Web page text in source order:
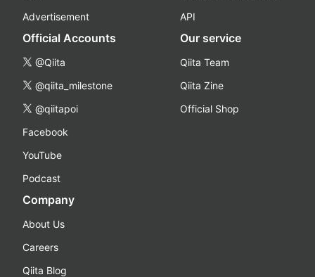
Advertisement
API
Official Accounts
@Qiita
@qiita_milestone
@qiitapoi
Facebook
YouTube
Podcast
Our service
Qiita Team
Qiita Zine
Official Shop
Company
About Us
Careers
Qiita Blog